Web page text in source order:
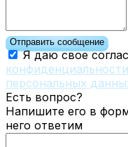
Отправить сообщение
Я даю свое
персональных
Есть вопрос?
Напишите его в
него ответим